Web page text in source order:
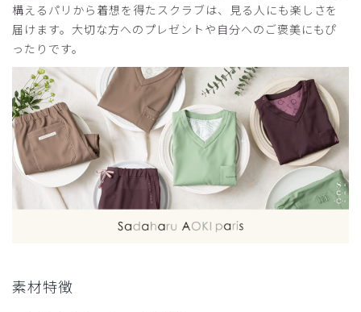
今回知り合いの就職お祝いに選びました。私も着用していま
すが、他の人にも勧められる商品です。
今回初めて刺繍もお願いしてみました。
と、思ってます。
商品：R65Scrub Canvas Club:Sadaharu AOKI parisス
クラブトップス(男女兼用)/ボルドー/L
役に立った 0
年齢:40代
構えるパリから着想を得たスクラブは、見る人にも楽しさを
届けます。大切な方へのプレゼントや自分へのご褒美にもぴ
ったりです。
素材特徴